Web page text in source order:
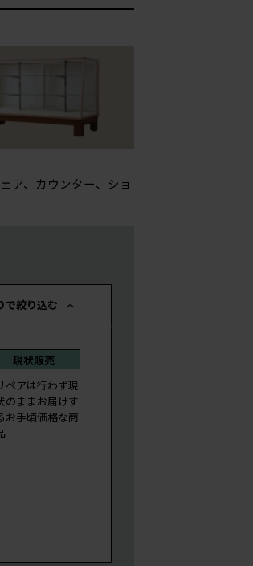
ア、カウンター、ショ
で絞り込む
現状販売
ペアは行わず現
のままお届けす
お手頃価格な商